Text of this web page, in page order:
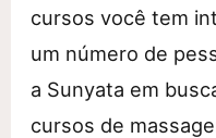
cursos você tem
um número de
a Sunyata em
cursos de